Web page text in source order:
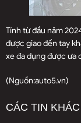
Tính từ đầu năm
được giao đến tay
xe đa dụng được ưa
(Nguồn:auto5.vn)
CÁC TIN KHÁC